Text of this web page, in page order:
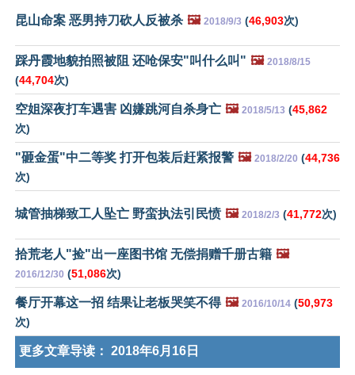
昆山命案 恶男持刀砍人反被杀 🖼️ 2018/9/3 (46,903次)
踩丹霞地貌拍照被阻 还呛保安"叫什么叫" 🖼️ 2018/8/15
(44,704次)
空姐深夜打车遇害 凶嫌跳河自杀身亡 🖼️ 2018/5/13 (45,862
次)
"砸金蛋"中二等奖 打开包装后赶紧报警 🖼️ 2018/2/20 (44,736
次)
城管抽梯致工人坠亡 野蛮执法引民愤 🖼️ 2018/2/3 (41,772次)
拾荒老人"捡"出一座图书馆 无偿捐赠千册古籍 🖼️
2016/12/30 (51,086次)
餐厅开幕这一招 结果让老板哭笑不得 🖼️ 2016/10/14 (50,973
次)
更多文章导读： 2018年6月16日